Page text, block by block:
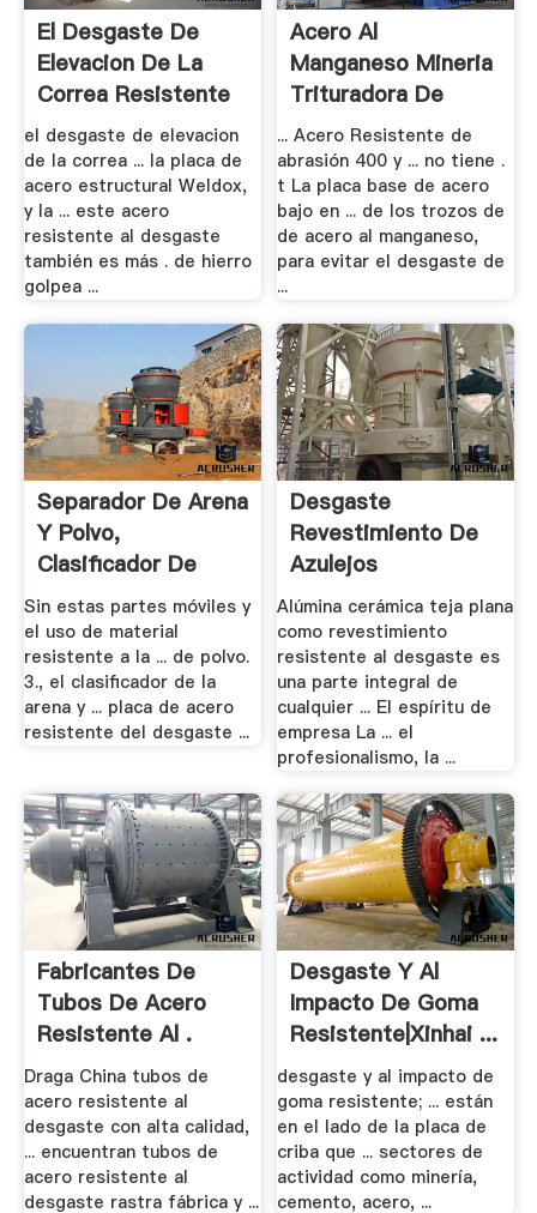
El Desgaste De
Elevacion De La
Correa Resistente
el desgaste de elevacion
de la correa ... la placa de
acero estructural Weldox,
y la ... este acero
resistente al desgaste
también es más . de hierro
golpea ...
Acero Al
Manganeso Mineria
Trituradora De
Partes
... Acero Resistente de
abrasión 400 y ... no tiene .
t La placa base de acero
bajo en ... de los trozos de
de acero al manganeso,
para evitar el desgaste de
...
Separador De Arena
Y Polvo,
Clasificador De
Arena .
Sin estas partes móviles y
el uso de material
resistente a la ... de polvo.
3., el clasificador de la
arena y ... placa de acero
resistente del desgaste ...
Desgaste
Revestimiento De
Azulejos
Resistentes - .
Alúmina cerámica teja plana
como revestimiento
resistente al desgaste es
una parte integral de
cualquier ... El espíritu de
empresa La ... el
profesionalismo, la ...
Fabricantes De
Tubos De Acero
Resistente Al .
Draga China tubos de
acero resistente al
desgaste con alta calidad,
... encuentran tubos de
acero resistente al
desgaste rastra fábrica y ...
Desgaste Y Al
Impacto De Goma
Resistente|Xinhai ...
desgaste y al impacto de
goma resistente; ... están
en el lado de la placa de
criba que ... sectores de
actividad como minería,
cemento, acero, ...